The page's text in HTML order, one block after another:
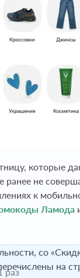
которые
не
к
Ламода
со
на
раз